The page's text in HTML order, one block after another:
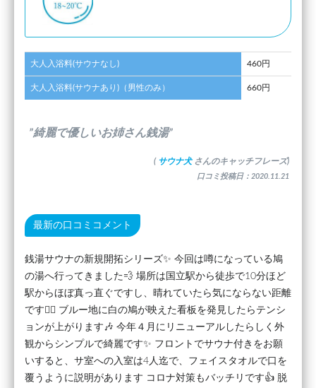
大人入浴料(サウナなし) 460円
大人入浴料(サウナあり)（男性のみ） 660円
”綺麗で優しいお姉さん銭湯”
( サウナ犬 さんのキャッチフレーズ)
口コミ投稿日：2020.11.21
最新の口コミコメント
銭湯サウナの新規開拓シリーズ✨ 今回は噂になっている鳩
の湯へ行ってきました💨 場所は国立駅から徒歩で10分ほど
駅からほぼ真っ直ぐですし、晴れていたら気にならない距離
です🚶‍♂️ ブルー地に白の鳩が映えた看板を発見したらテンシ
ョンが上がります🎶 今年４月にリニューアルしたらしく外
観からシンプルで綺麗です✨ フロントでサウナ付きをお願
いすると、サ室への入室は4人迄で、フェイスタオルで口を
覆うように説明があります コロナ対策もバッチリです👍 脱